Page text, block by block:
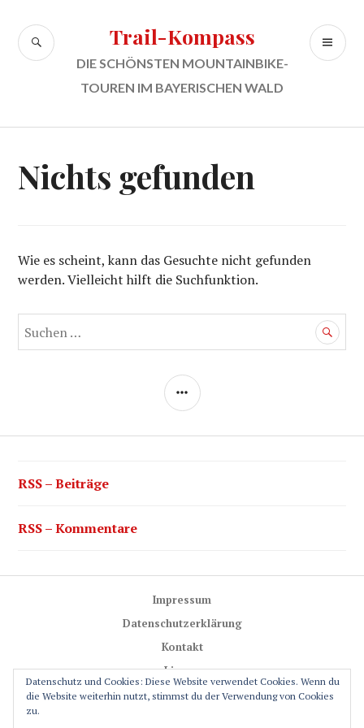
Inhalt
springen
Trail-Kompass
DIE SCHÖNSTEN MOUNTAINBIKE-
TOUREN IM BAYERISCHEN WALD
SUCHE
Nichts gefunden
Wie es scheint, kann das Gesuchte nicht gefunden
werden. Vielleicht hilft die Suchfunktion.
nach:
SEITENLEISTE
RSS – Beiträge
RSS – Kommentare
Impressum
Datenschutzerklärung
Kontakt
Lizenz
Trail-Rules
Datenschutz und Cookies: Diese Website verwendet Cookies. Wenn du
die Website weiterhin nutzt, stimmst du der Verwendung von Cookies
zu.